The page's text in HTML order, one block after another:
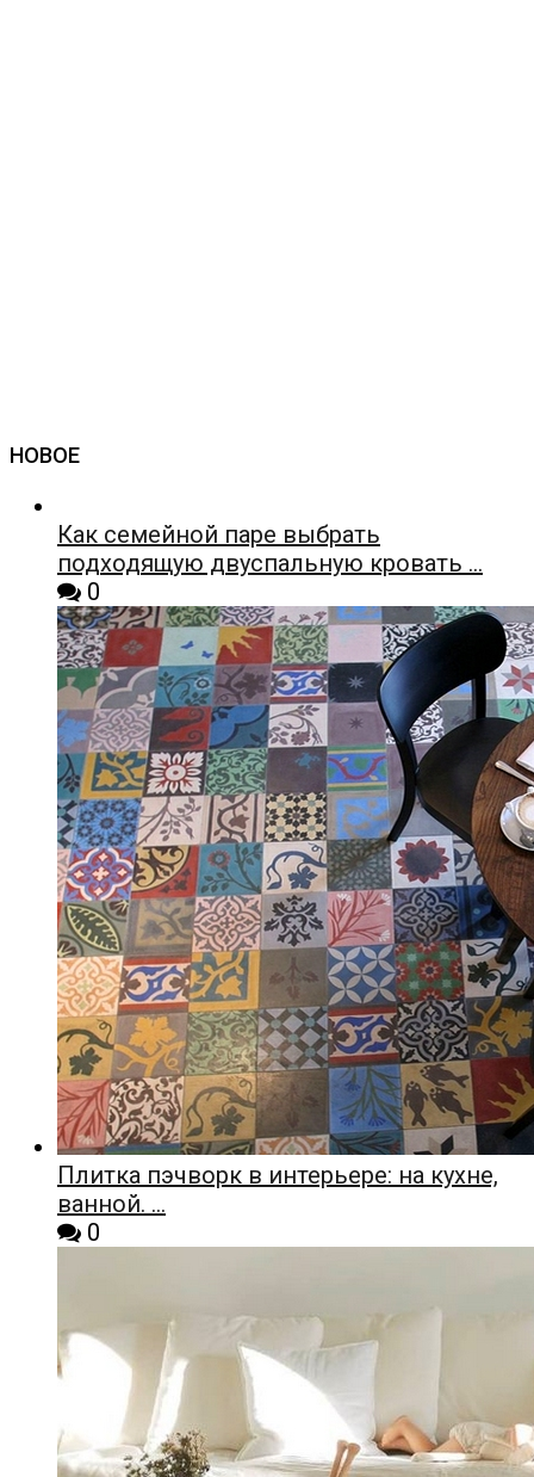
НОВОЕ
Как семейной паре выбрать
подходящую двуспальную кровать …
0
Плитка пэчворк в интерьере: на кухне,
ванной. …
0